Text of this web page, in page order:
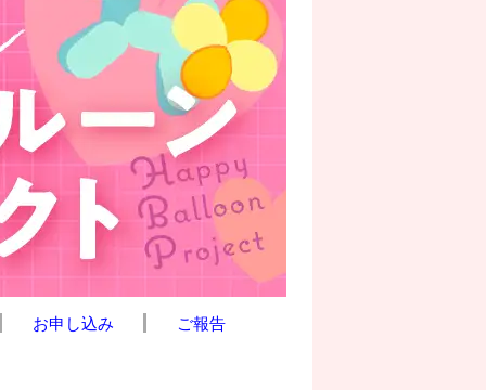
お申し込み ご報告